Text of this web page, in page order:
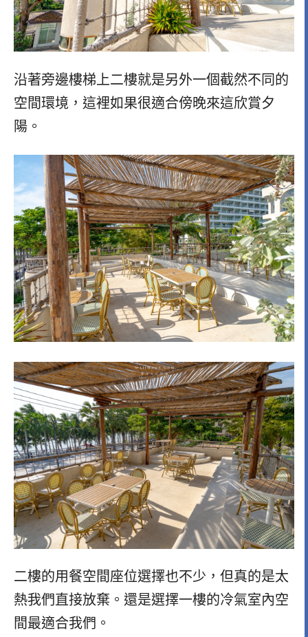
沿著旁邊樓梯上二樓就是另外一個截然不同的
空間環境，這裡如果很適合傍晚來這欣賞夕
陽。
二樓的用餐空間座位選擇也不少，但真的是太
熱我們直接放棄。還是選擇一樓的冷氣室內空
間最適合我們。